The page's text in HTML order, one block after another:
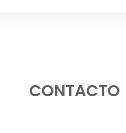
CONTACTO